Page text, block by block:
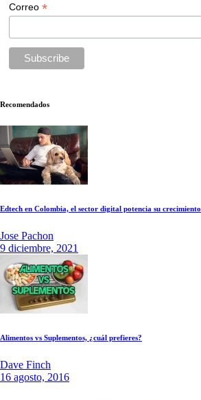
Correo*
Recomendados
Edtech en Colombia, el sector digital potencia su crecimiento
Jose Pachon
9 diciembre, 2021
Alimentos vs Suplementos, ¿cuál prefieres?
Dave Finch
16 agosto, 2016